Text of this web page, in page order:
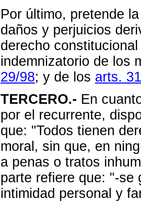
Por último, pretende
daños y perjuicios
derecho
indemnizatorio de los
29/98; y de los arts.
TERCERO.- En
por el recurrente,
que: "Todos tienen
moral, sin que, en
a penas o tratos
parte refiere que: "-se
intimidad personal y